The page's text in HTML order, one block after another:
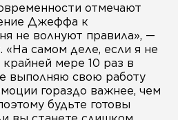
отмечают
Джеффа к
не волнуют правила», —
самом деле, если я не
мере 10 раз в
выполняю свою работу
гораздо важнее, чем
будьте готовы